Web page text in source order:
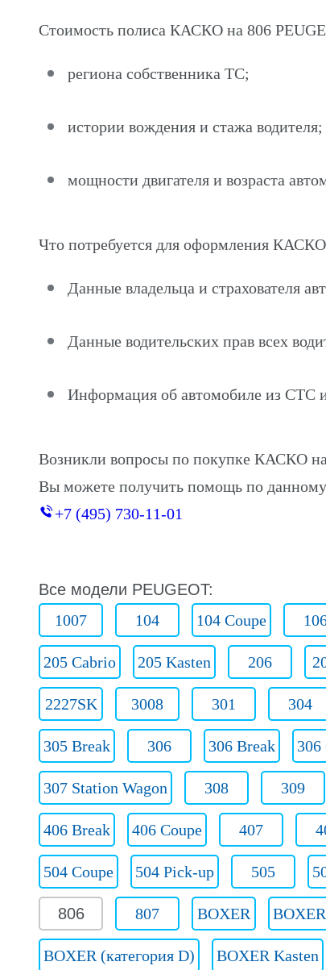
Стоимость полиса КАСКО на 806
региона собственника ТС;
истории вождения и стажа водителя;
мощности двигателя и возраста
Что потребуется для оформления
Данные владельца и страхователя
Данные водительских прав всех
Информация об автомобиле из СТС
Возникли вопросы по покупке КАСКО
Вы можете получить помощь по
+7 (495) 730-11-01
Все модели PEUGEOT:
1007
104 104 Coupe
205 Cabrio 205 Kasten 206
2227SK 3008 301 304
305 Break 306 306 Break 306
307 Station Wagon 308 309
406 Break 406 Coupe 407
504 Coupe 504 Pick-up 505
806 807 BOXER
BOXER (категория D) BOXER Kasten